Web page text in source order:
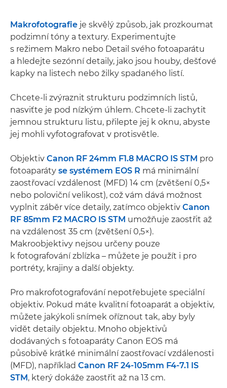
Makrofotografie je skvělý způsob, jak prozkoumat
podzimní tóny a textury. Experimentujte
s režimem Makro nebo Detail svého fotoaparátu
a hledejte sezónní detaily, jako jsou houby, dešťové
kapky na listech nebo žilky spadaného listí.
Chcete-li zvýraznit strukturu podzimních listů,
nasviťte je pod nízkým úhlem. Chcete-li zachytit
jemnou strukturu listu, přilepte jej k oknu, abyste
jej mohli vyfotografovat v protisvětle.
Objektiv Canon RF 24mm F1.8 MACRO IS STM pro
fotoaparáty se systémem EOS R má minimální
zaostřovací vzdálenost (MFD) 14 cm (zvětšení 0,5×
nebo poloviční velikost), což vám dává možnost
vyplnit záběr více detaily, zatímco objektiv Canon
RF 85mm F2 MACRO IS STM umožňuje zaostřit až
na vzdálenost 35 cm (zvětšení 0,5×).
Makroobjektivy nejsou určeny pouze
k fotografování zblízka – můžete je použít i pro
portréty, krajiny a další objekty.
Pro makrofotografování nepotřebujete speciální
objektiv. Pokud máte kvalitní fotoaparát a objektiv,
můžete jakýkoli snímek oříznout tak, aby byly
vidět detaily objektu. Mnoho objektivů
dodávaných s fotoaparáty Canon EOS má
působivě krátké minimální zaostřovací vzdálenosti
(MFD), například Canon RF 24-105mm F4-7.1 IS
STM, který dokáže zaostřit až na 13 cm.